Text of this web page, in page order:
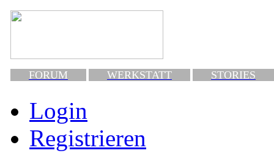
FORUM WERKSTATT STORIES
Login
Registrieren